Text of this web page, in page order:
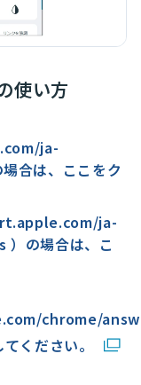
使い方
ja-
合は、ここをク
ja-
の場合は、こ
chrome/
ください。